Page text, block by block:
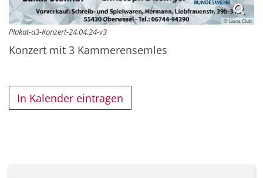
© Lions Club
Plakat-a3-Konzert-24.04.24-v3
Konzert mit 3 Kammerensemles
In Kalender eintragen